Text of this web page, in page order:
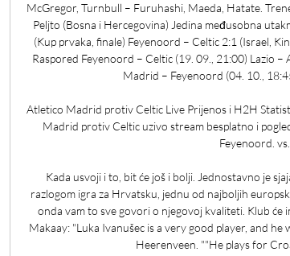
McGregor, Turnbull – Furuhashi, Maeda, Hatate.
Peljto (Bosna i Hercegovina) Jedina međusobna
(Kup prvaka, finale) Feyenoord – Celtic 2:1 (Israel,
Raspored Feyenoord – Celtic (19. 09., 21:00) Lazio
Madrid – Feyenoord (04. 10.,
Atletico Madrid protiv Celtic Live Prijenos i H2H
Madrid protiv Celtic uzivo stream besplatno i
Feyenoord. vs.
Kada usvoji i to, bit će još i bolji. Jednostavno je
razlogom igra za Hrvatsku, jednu od najboljih
onda vam to sve govori o njegovoj kvaliteti. Klub će
Makaay: "Luka Ivanušec is a very good player, and
Heerenveen. ""He plays for